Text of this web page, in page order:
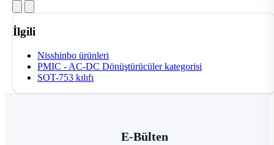
İlgili
Nisshinbo ürünleri
PMIC - AC-DC Dönüştürücüler kategorisi
SOT-753 kılıfı
E-Bülten